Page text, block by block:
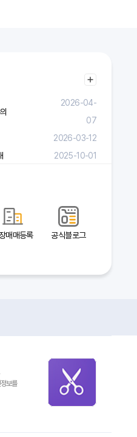
2026-04-
07
2026-03-12
2025-10-01
매매등록 공식블로그
보를